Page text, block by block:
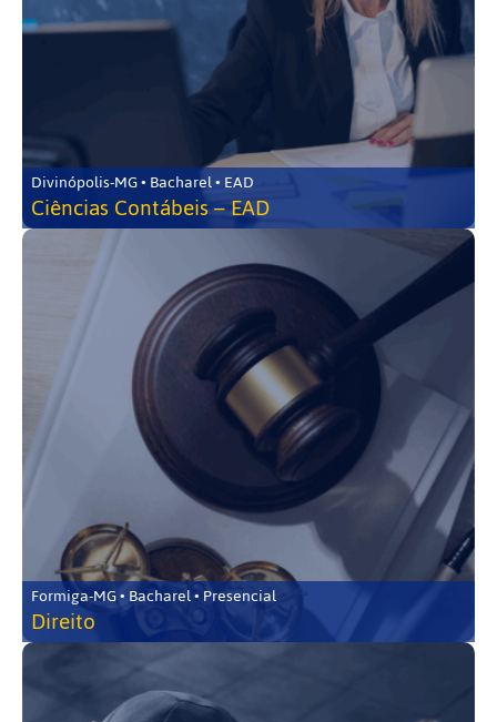
Divinópolis-MG • Bacharel • EAD
Ciências Contábeis – EAD
Formiga-MG • Bacharel • Presencial
Direito